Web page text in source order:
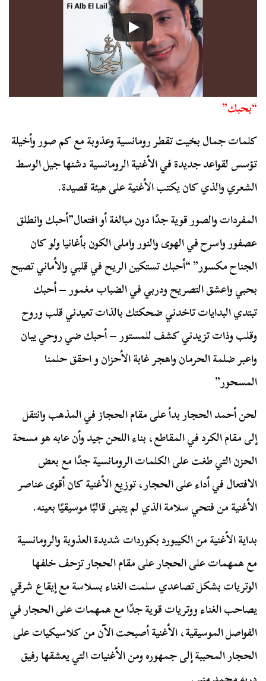
“بحبك”
كلمات جمال بخيت تقطر رومانسية وعذوبة مع كم صور وأخيلة
تؤسس لقواعد جديدة في الأغنية الرومانسية دشنها جيل الوسط
الشعري والذي كان يكتب الأغنية على هيئة قصيدة.
المفردات والصور قوية جدًا دون مبالغة أو افتعال”أحبك وانطلق
عصفور واسرح في الهوى والنور واملى الكون بأغانيا ولو كان
الجناح مكسور” “أحبك تستكين الريح في قلبي والأماني تصيح
بحبي واعشق التصريح ودربي في الضباب مغمور – أحبك
تبتدي البدايات تاخدني ضحكتك بالذات تعيدني قلب وروح
وقلب وذات تزيدني كشف للمستور – أحبك ضي روحي يبان
واعبر ضلمة الحرمان واهجر غابة الأحزان و احقق حلمنا
المسحور”
لحن أحمد الحجار بدأ على مقام الحجاز في المذهب وانتقل
إلى مقام الكرد في المقاطع، بناء اللحن جيد وأن عابه هو مسحة
الحزن التي طغت على الكلمات الرومانسية جدًا مع بعض
الافتعال في أداء على الحجار، توزيع الأغنية كان أقوى عناصر
الأغنية من فتحي سلامة الذي لم يتبنى قالبًا موسيقيًا بعينه.
بداية الأغنية من الكيبورد بكوردات شديدة العذوبة والرومانسية
مع همهمات على الحجار على مقام الحجار تزحف خلفها
الوتريات بشكل تصاعدي سلمت الغناء بسلاسة مع إيقاع شرقي
يصاحب الغناء ووتريات قوية جدًا مع همهمات على الحجار في
الفواصل الموسيقية، الأغنية أصبحت الآن من كلاسيكيات على
الحجار المحببة إلى جمهوره ومن الأغنيات التي يعشقها رفيق